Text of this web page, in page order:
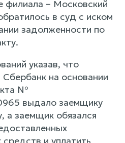
– Московский
в суд с иском
задолженности по
указав, что
на основании
№
выдало заемщику
а заемщик обязался
и уплатить